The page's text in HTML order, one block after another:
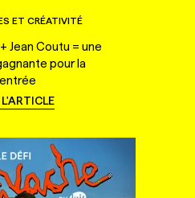
ET CRÉATIVITÉ
Jean Coutu = une
pour la
L'ARTICLE